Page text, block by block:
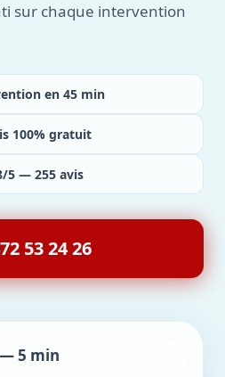
sur chaque intervention
en 45 min
100% gratuit
5 — 255 avis
53 24 26
5 min